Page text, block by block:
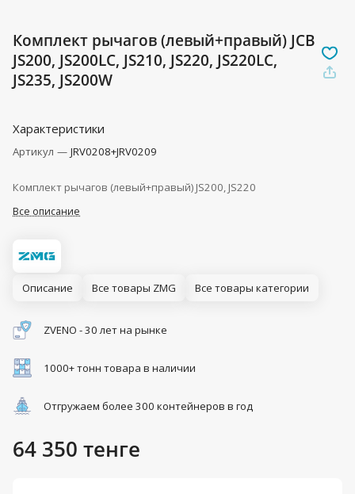
Комплект рычагов (левый+правый) JCB
JS200, JS200LC, JS210, JS220, JS220LC,
JS235, JS200W
Характеристики
Артикул — JRV0208+JRV0209
Комплект рычагов (левый+правый) JS200, JS220
Все описание
Описание Все товары ZMG Все товары категории
ZVENO - 30 лет на рынке
1000+ тонн товара в наличии
Отгружаем более 300 контейнеров в год
64 350 тенге